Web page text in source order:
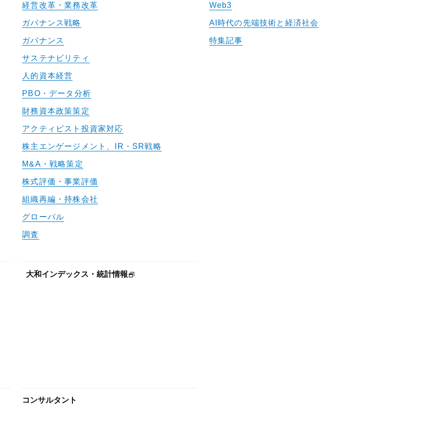
経営改革・業務改革
ガバナンス戦略
ガバナンス
サステナビリティ
人的資本経営
PBO・データ分析
財務資本政策策定
アクティビスト投資家対応
株主エンゲージメント、IR・SR戦略
M&A・戦略策定
株式評価・事業評価
組織再編・持株会社
グローバル
調査
Web3
AI時代の先端技術と経済社会
特集記事
大和インデックス・統計情報
コンサルタント